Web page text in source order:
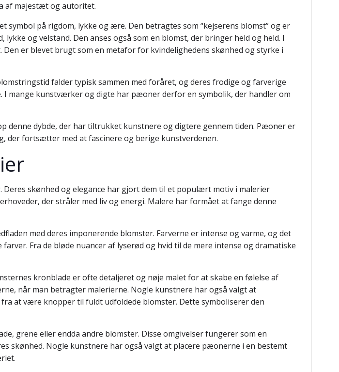
af majestæt og autoritet.
på rigdom, lykke og ære. Den betragtes som “kejserens blomst” og er
og velstand. Den anses også som en blomst, der bringer held og held. I
er blevet brugt som en metafor for kvindelighedens skønhed og styrke i
falder typisk sammen med foråret, og deres frodige og farverige
mange kunstværker og digte har pæoner derfor en symbolik, der handler om
denne dybde, der har tiltrukket kunstnere og digtere gennem tiden. Pæoner er
der fortsætter med at fascinere og berige kunstverdenen.
skønhed og elegance har gjort dem til et populært motiv i malerier
der stråler med liv og energi. Malere har formået at fange denne
med deres imponerende blomster. Farverne er intense og varme, og det
Fra de bløde nuancer af lyserød og hvid til de mere intense og dramatiske
kronblade er ofte detaljeret og nøje malet for at skabe en følelse af
når man betragter malerierne. Nogle kunstnere har også valgt at
at være knopper til fuldt udfoldede blomster. Dette symboliserer den
grene eller endda andre blomster. Disse omgivelser fungerer som en
Nogle kunstnere har også valgt at placere pæonerne i en bestemt